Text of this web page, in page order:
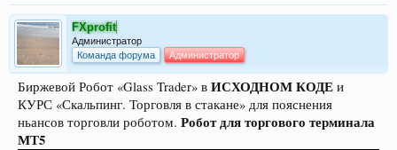
FXprofit
Администратор
Команда форума
Администратор
Биржевой Робот «Glass Trader» в ИСХОДНОМ КОДЕ и
КУРС «Скальпинг. Торговля в стакане» для пояснения
ньансов торговли роботом. Робот для торгового терминала
МТ5